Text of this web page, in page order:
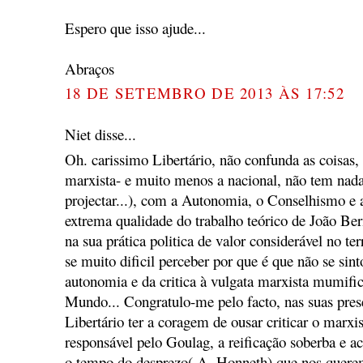
Espero que isso ajude...
Abraços
18 DE SETEMBRO DE 2013 ÀS 17:52
Niet disse...
Oh. carissimo Libertário, não confunda as
marxista- e muito menos a nacional, não tem
projectar...), com a Autonomia, o Conselhismo e
extrema qualidade do trabalho teórico de João
na sua prática politica de valor considerável no
se muito dificil perceber por que é que não se
autonomia e da critica à vulgata marxista
Mundo... Congratulo-me pelo facto, nas suas
Libertário ter a coragem de ousar criticar o
responsável pelo Goulag, a reificação soberba e